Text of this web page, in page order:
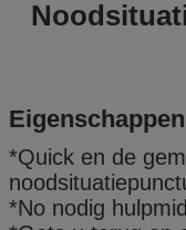
Eigenschappen
*Quick en de
*No nodig